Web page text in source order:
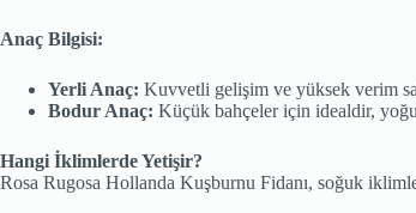
Anaç Bilgisi:
Yerli Anaç: Kuvvetli gelişim ve yüksek verim
Bodur Anaç: Küçük bahçeler için idealdir,
Hangi İklimlerde Yetişir?
Rosa Rugosa Hollanda Kuşburnu Fidanı, soğuk